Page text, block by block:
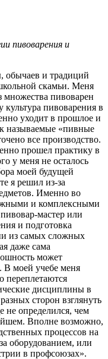
пивоварения и
обычаев и традиций
скамьи. Меня
множества пивоварен
пивоварения в
уходит в прошлое и
называемые «пивные
все производство.
прошел практику в
у меня не осталось
моей будущей
я решил из-за
Именно во
и комплексными
мастер или
и подготовка
из самых сложных
даже сама
может
В моей учебе меня
переплетаются
дисциплины в
сторон взглянуть
не определился, чем
Вполне возможно,
процессов на
оборудованием, или
в профсоюзах».